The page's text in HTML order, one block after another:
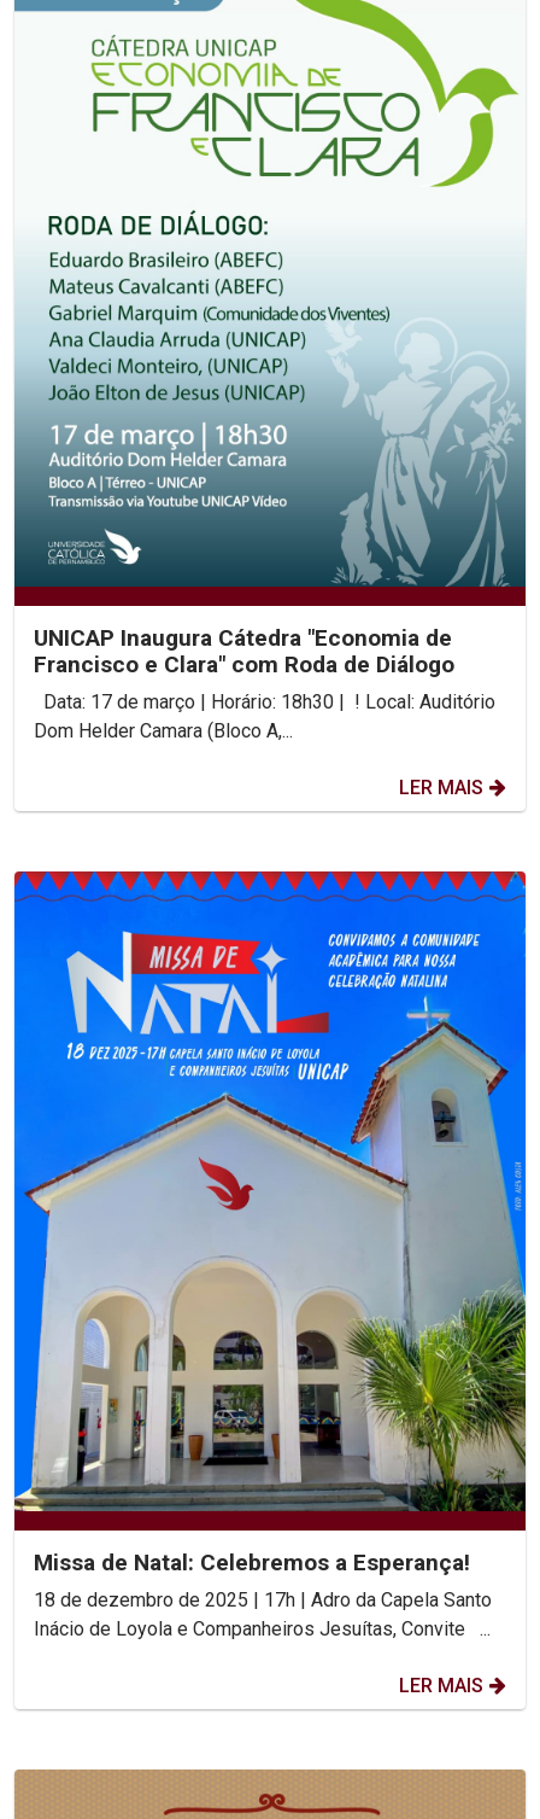
UNICAP Inaugura Cátedra "Economia de
Francisco e Clara" com Roda de Diálogo
Dom Helder Camara (Bloco A,...
LER MAIS
Missa de Natal: Celebremos a Esperança!
18 de dezembro de 2025 | 17h | Adro da Capela Santo
Inácio de Loyola e Companheiros Jesuítas, Convite ...
LER MAIS